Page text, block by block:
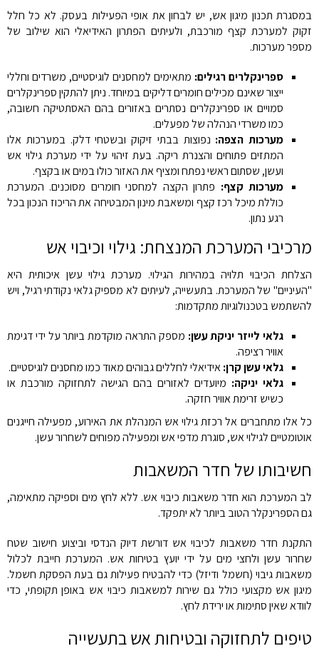
במסגרת תכנון מיגון אש, יש לבחון את אופי הפעילות בעסק. לא כל חלל
זקוק למערכת קצף מורכבת, ולעיתים הפתרון האידיאלי הוא שילוב של
מספר מערכות.
ספרינקלרים רגילים: מתאימים למחסנים לוגיסטיים, משרדים וחללי
ייצור שאינם מכילים חומרים דליקים במיוחד. ניתן להתקין ספרינקלרים
סמויים או ספרינקלרים נסתרים באזורים בהם האסתטיקה חשובה,
כמו משרדי הנהלה של מפעלים.
מערכות הצפה: נפוצות בבתי זיקוק ובשטחי דלק. במערכות אלו
המתזים פתוחים והצנרת ריקה. בעת זיהוי על ידי מערכת גילוי אש
ועשן, שסתום ראשי נפתח ומציף את האזור כולו במים או בקצף.
מערכות קצף: פתרון הקצה למחסני חומרים מסוכנים. המערכת
כוללת מיכל רכז קצף ומשאבת מינון המבטיחה את הריכוז הנכון בכל
רגע נתון.
מרכיבי המערכת המנצחת: גילוי וכיבוי אש
הצלחת הכיבוי תלויה במהירות הגילוי. מערכת גילוי עשן איכותית היא
"העיניים" של המערכת. בתעשייה, לעיתים לא מספיק גלאי נקודתי רגיל, ויש
להשתמש בטכנולוגיות מתקדמות:
גלאי לייזר יניקת עשן: מספק התראה מוקדמת ביותר על ידי דגימת
אוויר רציפה.
גלאי עשן קרן:אידיאלי לחללים גבוהים מאוד כמו מחסנים לוגיסטיים.
גלאי יניקה: מיועדים לאזורים בהם הגישה לתחזוקה מורכבת או
כשיש זרימת אוויר חזקה.
כל אלו מתחברים אל רכזת גילוי אש המנהלת את האירוע, מפעילה חייגנים
אוטומטיים לגילוי אש, סוגרת מדפי אש ומפעילה מפוחים לשחרור עשן.
חשיבותו של חדר המשאבות
לב המערכת הוא חדר משאבות כיבוי אש. ללא לחץ מים וספיקה מתאימה,
גם הספרינקלר הטוב ביותר לא יתפקד.
התקנת חדר משאבות לכיבוי אש דורשת דיוק הנדסי וביצוע חישוב שטח
שחרור עשן ולחצי מים על ידי יועץ בטיחות אש. המערכת חייבת לכלול
משאבות גיבוי (חשמל ודיזל) כדי להבטיח פעילות גם בעת הפסקת חשמל.
מיגון אש מקצועי כולל גם שירות למשאבות כיבוי אש באופן תקופתי, כדי
לוודא שאין סתימות או ירידת לחץ.
טיפים לתחזוקה ובטיחות אש בתעשייה